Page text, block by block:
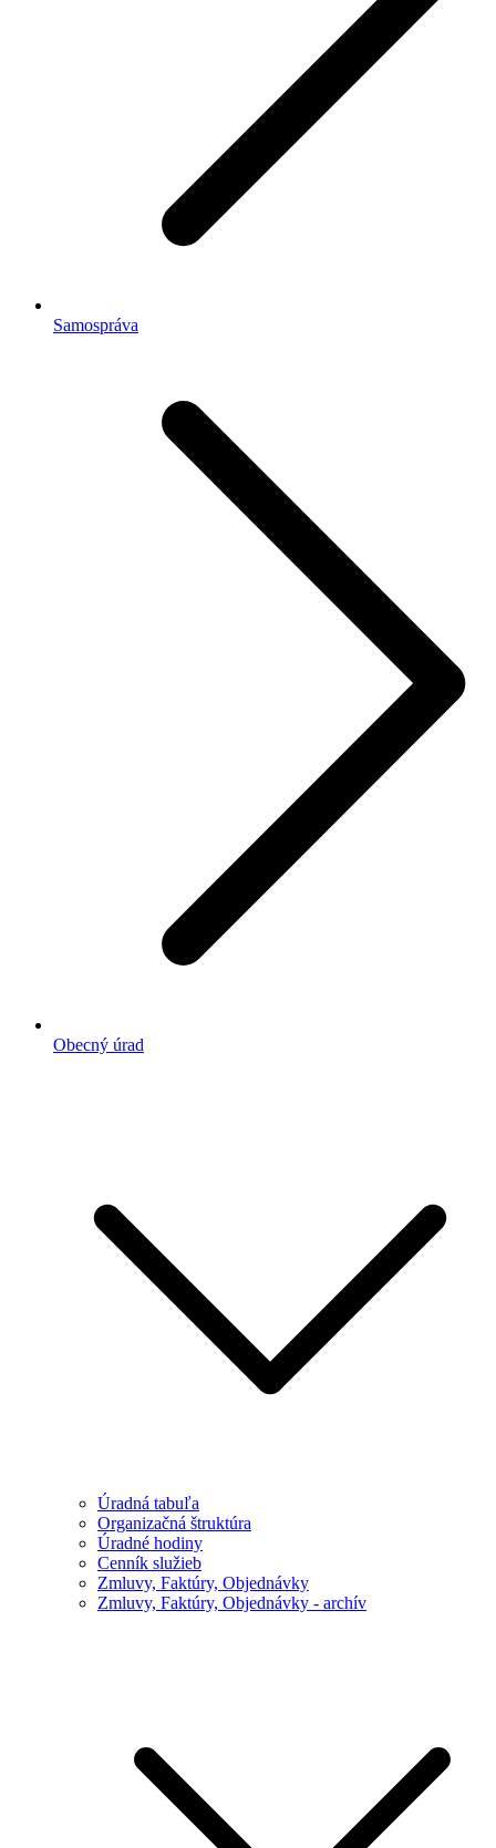
Samospráva
Obecný úrad
Úradná tabuľa
Organizačná štruktúra
Úradné hodiny
Cenník služieb
Zmluvy, Faktúry, Objednávky
Zmluvy, Faktúry, Objednávky - archív